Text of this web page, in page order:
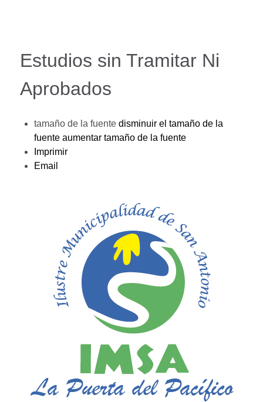
Estudios sin Tramitar Ni
Aprobados
tamaño de la fuente disminuir el tamaño de la
fuente aumentar tamaño de la fuente
Imprimir
Email